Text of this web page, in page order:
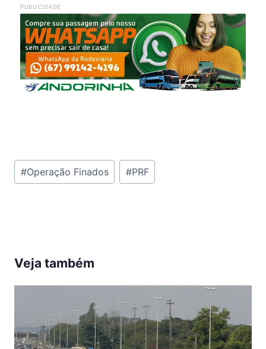
PUBLICIDADE
Tags
do
#Operação Finados #PRF
Veja também